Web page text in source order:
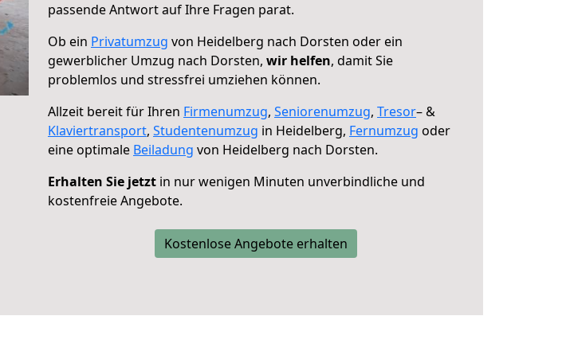
passende Antwort auf Ihre Fragen parat.
Ob ein Privatumzug von Heidelberg nach Dorsten oder ein
gewerblicher Umzug nach Dorsten, wir helfen, damit Sie
problemlos und stressfrei umziehen können.
Allzeit bereit für Ihren Firmenumzug, Seniorenumzug, Tresor– &
Klaviertransport, Studentenumzug in Heidelberg, Fernumzug oder
eine optimale Beiladung von Heidelberg nach Dorsten.
Erhalten Sie jetzt in nur wenigen Minuten unverbindliche und
kostenfreie Angebote.
Kostenlose Angebote erhalten